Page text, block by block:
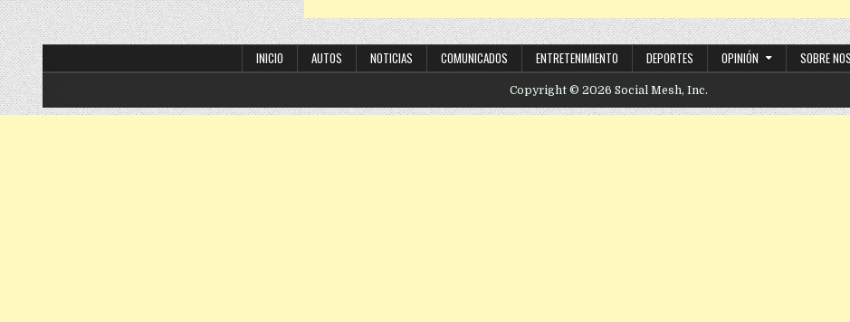
INICIO AUTOS NOTICIAS COMUNICADOS ENTRETENIMIENTO DEPORTES OPINIÓN SOBRE
Copyright © 2026 Social Mesh, Inc.